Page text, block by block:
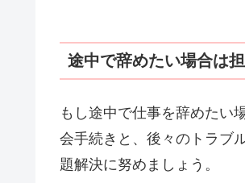
途中で辞めたい場合は
もし途中で仕事を辞めたい
会手続きと、後々のトラブ
題解決に努めましょう。